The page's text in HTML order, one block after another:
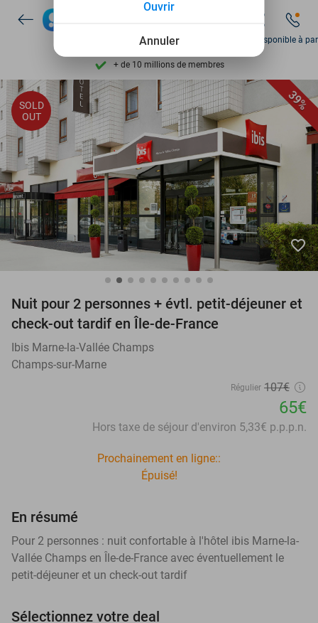
+ de 10 millions de membres
Découvrez + de 15.000 deals
Disponible 7 jours par semaine
+ de 10 millions de membres
Dim disponible à
39%
SOLD
OUT
favorite_border
Nuit pour 2 personnes + évtl. petit-déjeuner et
check-out tardif en Île-de-France
Ibis Marne-la-Vallée Champs
Champs-sur-Marne
Régulier 107€
65€
Hors taxe de séjour d'environ 5,33€ p.p.p.n.
Prochainement en ligne::
Épuisé!
En résumé
Pour 2 personnes : nuit confortable à l'hôtel ibis Marne-la-
Vallée Champs en Île-de-France avec éventuellement le
petit-déjeuner et un check-out tardif
Sélectionnez votre deal
Annuler
Ouvrir